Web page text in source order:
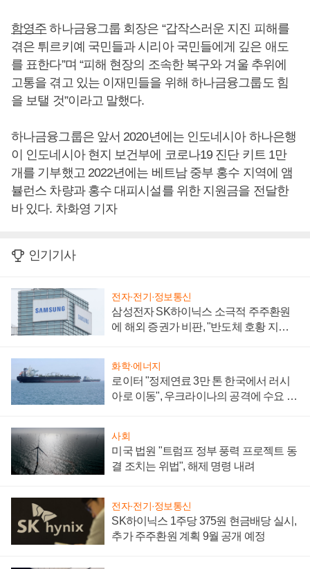
함영주 하나금융그룹 회장은 “갑작스러운 지진 피해를
겪은 튀르키예 국민들과 시리아 국민들에게 깊은 애도
를 표한다”며 “피해 현장의 조속한 복구와 겨울 추위에
고통을 겪고 있는 이재민들을 위해 하나금융그룹도 힘
을 보탤 것”이라고 말했다.
하나금융그룹은 앞서 2020년에는 인도네시아 하나은행
이 인도네시아 현지 보건부에 코로나19 진단 키트 1만
개를 기부했고 2022년에는 베트남 중부 홍수 지역에 앰
뷸런스 차량과 홍수 대피시설를 위한 지원금을 전달한
바 있다. 차화영 기자
인기기사
전자·전기·정보통신
삼성전자 SK하이닉스 소극적 주주환원
에 해외 증권가 비판, "반도체 호황 지속
화학·에너지
로이터 "정제연료 3만 톤 한국에서 러시
아로 이동", 우크라이나의 공격에 수요 늘
사회
미국 법원 "트럼프 정부 풍력 프로젝트 동
결 조치는 위법", 해제 명령 내려
전자·전기·정보통신
SK하이닉스 1주당 375원 현금배당 실시,
추가 주주환원 계획 9월 공개 예정